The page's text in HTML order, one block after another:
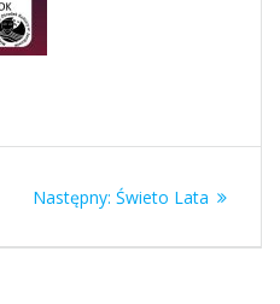
Następny: Następny
Świeto Lata